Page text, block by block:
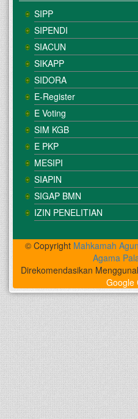
SIPP
SIPENDI
SIACUN
SIKAPP
SIDORA
E-Register
E Voting
SIM KGB
E PKP
MESIPI
SIAPIN
SIGAP BMN
IZIN PENELITIAN
© Copyright Mahkamah
Agama
Direkomendasikan
Google